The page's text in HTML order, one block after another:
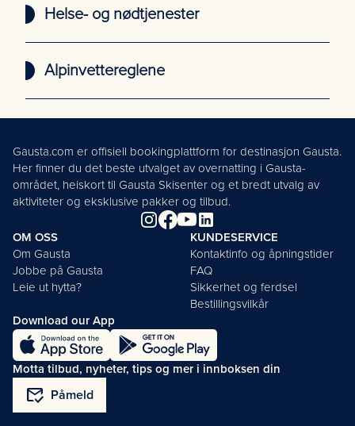
Helse- og nødtjenester
Alpinvettereglene
Gausta.com er offisiell bookingplattform for destinasjon Gausta.
Her finner du det beste utvalget av overnatting i Gausta-
området, heiskort til Gausta Skisenter og et bredt utvalg av
aktiviteter og eksklusive pakker og tilbud.
OM OSS
Om Gausta
Jobbe på Gausta
Leie ut hytta?
KUNDESERVICE
Kontaktinfo og åpningstider
FAQ
Sikkerhet og ferdsel
Bestillingsvilkår
Download our App
Motta tilbud, nyheter, tips og mer i innboksen din
mark_email_read Påmeld